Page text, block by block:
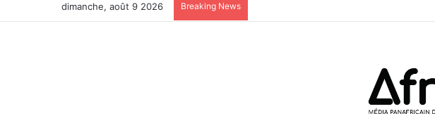
dimanche, août 9 2026 Breaking News